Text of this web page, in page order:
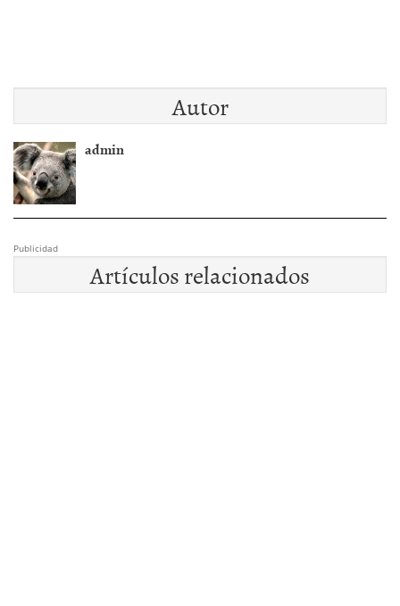
Autor
admin
Publicidad
Artículos relacionados